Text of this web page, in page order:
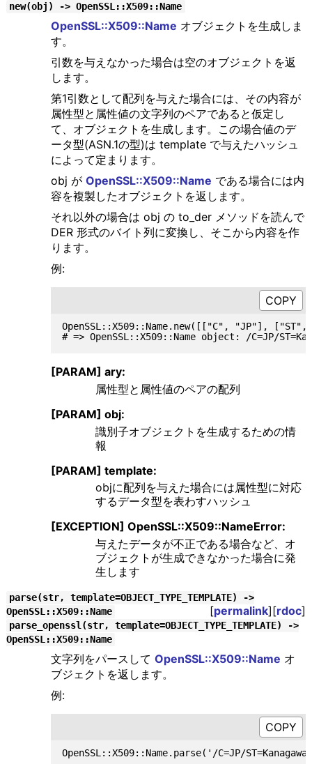
new(obj) -> OpenSSL::X509::Name
OpenSSL::X509::Name オブジェクトを生成しま
す。
引数を与えなかった場合は空のオブジェクトを返
します。
第1引数として配列を与えた場合には、その内容が
属性型と属性値の文字列のペアであると仮定し
て、オブジェクトを生成します。この場合値のデ
ータ型(ASN.1の型)は template で与えたハッシュ
によって定まります。
obj が OpenSSL::X509::Name である場合には内
容を複製したオブジェクトを返します。
それ以外の場合は obj の to_der メソッドを読んで
DER 形式のバイト列に変換し、そこから内容を作
ります。
例:
OpenSSL::X509::Name.new([["C", "JP"],
[PARAM] ary:
属性型と属性値のペアの配列
[PARAM] obj:
識別子オブジェクトを生成するための情
報
[PARAM] template:
objに配列を与えた場合には属性型に対応
するデータ型を表わすハッシュ
[EXCEPTION] OpenSSL::X509::NameError:
与えたデータが不正である場合など、オ
ブジェクトが生成できなかった場合に発
生します
parse(str, template=OBJECT_TYPE_TEMPLATE) ->
OpenSSL::X509::Name
[permalink][rdoc]
parse_openssl(str, template=OBJECT_TYPE_TEMPLATE) ->
OpenSSL::X509::Name
文字列をパースして OpenSSL::X509::Name オ
ブジェクトを返します。
例: